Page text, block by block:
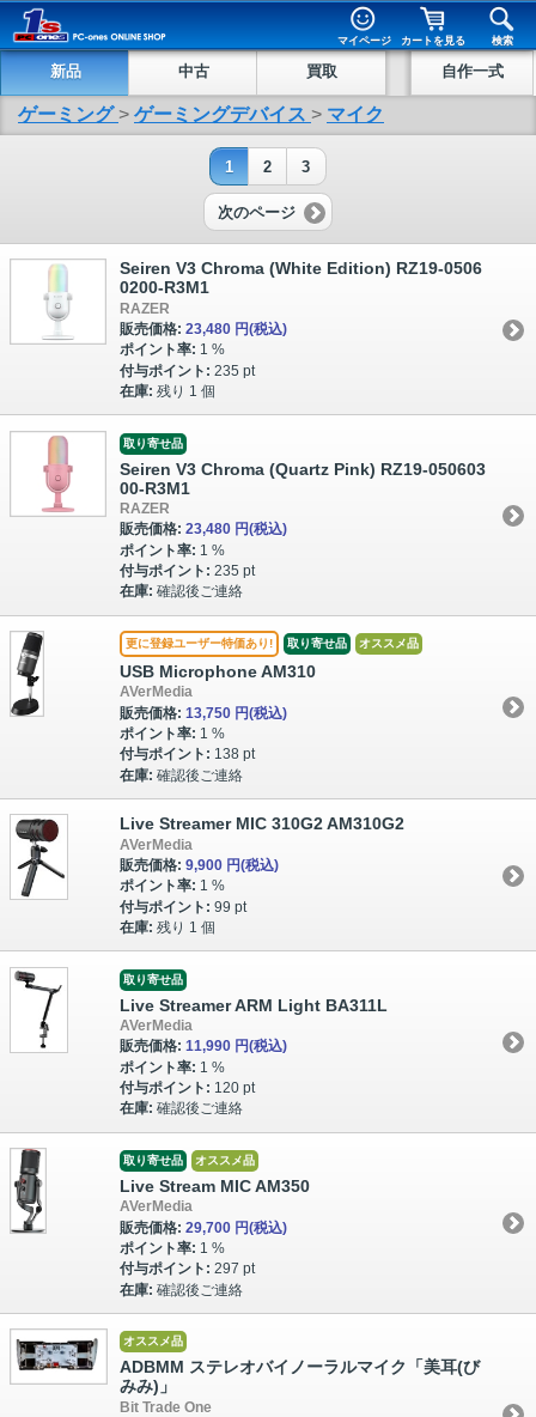
マイページ カートを見る 検索
新品 中古 買取 自作一式
ゲーミング > ゲーミングデバイス > マイク
1 2 3
次のページ
Seiren V3 Chroma (White Edition) RZ19-0506
0200-R3M1
RAZER
販売価格: 23,480 円(税込)
ポイント率: 1 %
付与ポイント: 235 pt
在庫: 残り 1 個
取り寄せ品
Seiren V3 Chroma (Quartz Pink) RZ19-050603
00-R3M1
RAZER
販売価格: 23,480 円(税込)
ポイント率: 1 %
付与ポイント: 235 pt
在庫: 確認後ご連絡
更に登録ユーザー特価あり! 取り寄せ品 オススメ品
USB Microphone AM310
AVerMedia
販売価格: 13,750 円(税込)
ポイント率: 1 %
付与ポイント: 138 pt
在庫: 確認後ご連絡
Live Streamer MIC 310G2 AM310G2
AVerMedia
販売価格: 9,900 円(税込)
ポイント率: 1 %
付与ポイント: 99 pt
在庫: 残り 1 個
取り寄せ品
Live Streamer ARM Light BA311L
AVerMedia
販売価格: 11,990 円(税込)
ポイント率: 1 %
付与ポイント: 120 pt
在庫: 確認後ご連絡
取り寄せ品 オススメ品
Live Stream MIC AM350
AVerMedia
販売価格: 29,700 円(税込)
ポイント率: 1 %
付与ポイント: 297 pt
在庫: 確認後ご連絡
オススメ品
ADBMM ステレオバイノーラルマイク「美耳(び
みみ)」
Bit Trade One